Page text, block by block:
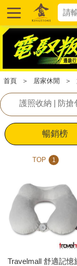
首頁 ＞ 居家休閒 ＞
護照收納 | 防搶
暢銷榜
TOP 1
Travelmall 舒適記憶